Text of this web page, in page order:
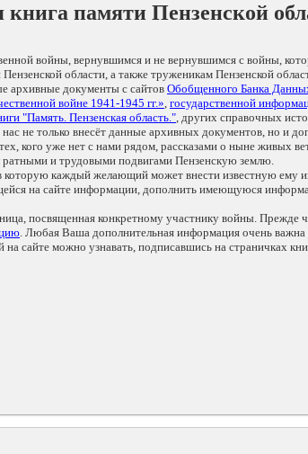
книга памяти Пензенской
войны, вернувшимся и не вернувшимся с войны,
области, а также труженикам Пензенской
архивные документы с сайтов Обобщенного Банка
войне 1941-1945 гг.», государственной
"Память. Пензенская область.", других справочных
не только внесёт данные архивных документов, но и
кого уже нет с нами рядом, рассказами о ныне живых
ратными и трудовыми подвигами Пензенскую землю.
которую каждый желающий может внести известную ему
на сайте информации, дополнить имеющуюся
посвященная конкретному участнику войны.
. Любая Ваша дополнительная информация очень важна
сайте можно узнавать, подписавшись на страничках